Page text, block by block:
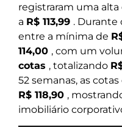
registraram uma alta
a R$ 113,99 . Durante
entre a mínima de
114,00 , com um
cotas , totalizando
52 semanas, as
R$ 118,90 ,
imobiliário